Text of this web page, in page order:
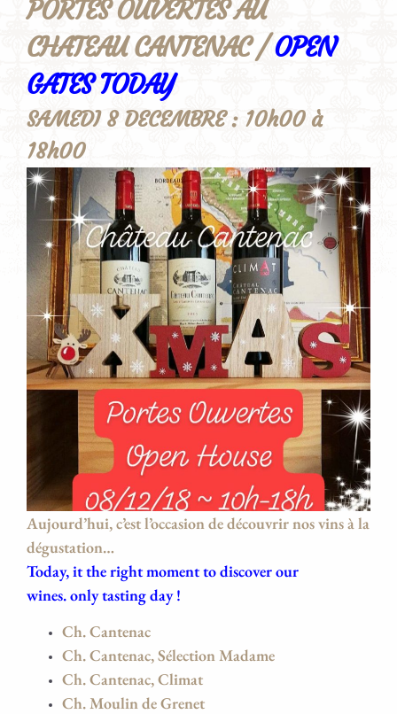
PORTES OUVERTES AU
CHATEAU CANTENAC /OPEN
GATES TODAY
SAMEDI 8 DECEMBRE : 10h00 à
18h00
Aujourd’hui, c’est l’occasion de découvrir nos vins à la
dégustation…
Today, it the right moment to discover our
wines. only tasting day !
Ch. Cantenac
Ch. Cantenac, Sélection Madame
Ch. Cantenac, Climat
Ch. Moulin de Grenet